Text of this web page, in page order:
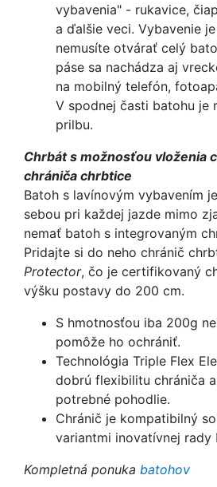
vybavenia" - rukavice,
a ďalšie veci. Vybavenie
nemusíte otvárať celý
páse sa nachádza aj
na mobilný telefón,
V spodnej časti batohu je
prilbu.
Chrbát s možnosťou vloženia
chrániča chrbtice
Batoh s lavínovým vybavením
sebou pri každej jazde mimo
nemať batoh s integrovaným
Pridajte si do neho chránič
Protector, čo je certifikovaný
výšku postavy do 200 cm.
S hmotnosťou iba 200g
pomôže ho ochrániť.
Technológia Triple Flex
dobrú flexibilitu chrániča
potrebné pohodlie.
Chránič je kompatibilný
variantmi inovatívnej rady
Kompletná ponuka batohov